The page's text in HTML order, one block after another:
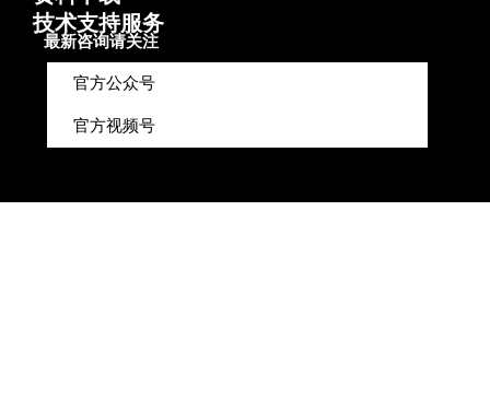
技术支持服务
最新咨询请关注
官方公众号
官方视频号